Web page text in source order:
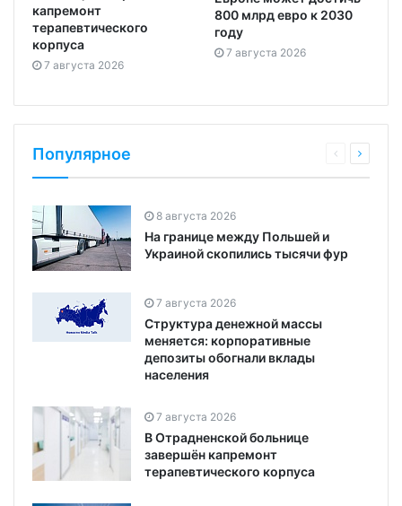
капремонт
терапевтического
корпуса
7 августа 2026
800 млрд евро к 2030
году
7 августа 2026
Популярное
8 августа 2026
На границе между Польшей и
Украиной скопились тысячи фур
7 августа 2026
Структура денежной массы
меняется: корпоративные
депозиты обогнали вклады
населения
7 августа 2026
В Отрадненской больнице
завершён капремонт
терапевтического корпуса